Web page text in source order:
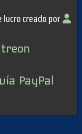
lucro creado por
PayPal